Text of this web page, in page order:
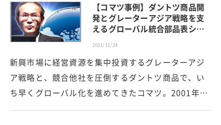
【コマツ事例】ダントツ商品開
発とグレーターアジア戦略を支
えるグローバル統合部品表シ…
2011/11/24
新興市場に経営資源を集中投資するグレーターアジ
ア戦略と、競合他社を圧倒するダントツ商品で、い
ち早くグローバル化を進めてきたコマツ。2001年…